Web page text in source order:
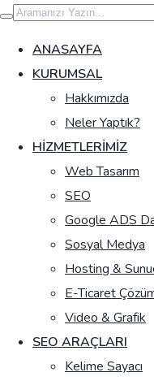
İçeriğe
geç
ANASAYFA
KURUMSAL
Hakkımızda
Neler Yaptık?
HIZMETLERIMIZ
Web Tasarım
SEO
Google ADS
Sosyal Medya
Hosting &
E-Ticaret
Video & Grafik
SEO ARAÇLARI
Kelime Sayacı